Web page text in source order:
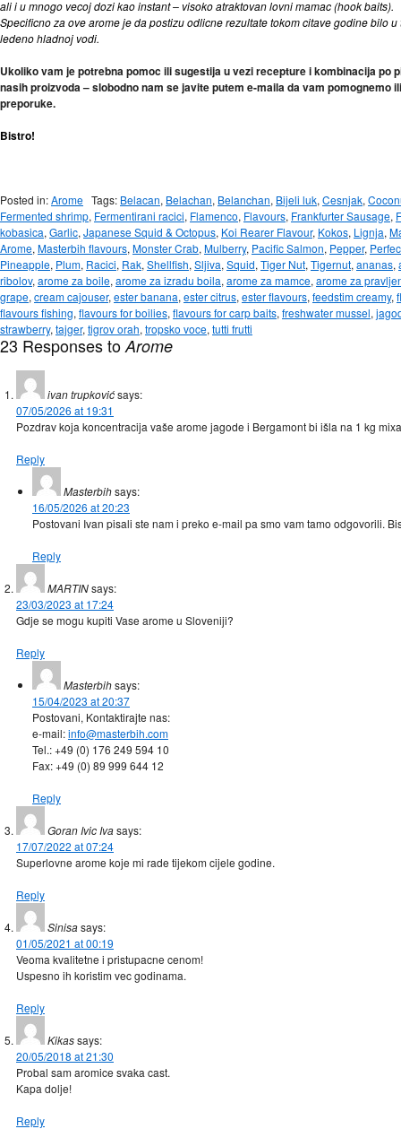
ali i u mnogo vecoj dozi kao instant – visoko atraktovan lovni mamac (hook baits).
Specificno za ove arome je da postizu odlicne rezultate tokom citave godine bilo
ledeno hladnoj vodi.
Ukoliko vam je potrebna pomoc ili sugestija u vezi recepture i kombinacija po
nasih proizvoda – slobodno nam se javite putem e-maila da vam pomognemo
preporuke.
Bistro!
Posted in:Arome Tags: Belacan, Belachan, Belanchan, Bijeli luk, Cesnjak,
Fermented shrimp, Fermentirani racici, Flamenco, Flavours, Frankfurter Sausage,
kobasica, Garlic, Japanese Squid & Octopus, Koi Rearer Flavour, Kokos, Lignja,
Arome, Masterbih flavours, Monster Crab, Mulberry, Pacific Salmon, Pepper,
Pineapple, Plum, Racici, Rak, Shellfish, Sljiva, Squid, Tiger Nut, Tigernut, ananas,
ribolov, arome za boile, arome za izradu boila, arome za mamce, arome za
grape, cream cajouser, ester banana, ester citrus, ester flavours, feedstim creamy,
flavours fishing, flavours for boilies, flavours for carp baits, freshwater mussel,
strawberry, tajger, tigrov orah, tropsko voce, tutti frutti
23 Responses to Arome
ivan trupkovićsays:
07/05/2026 at 19:31
Pozdrav koja koncentracija vaše arome jagode i Bergamont bi išla na 1 kg mixa
Reply
Masterbihsays:
16/05/2026 at 20:23
Postovani Ivan pisali ste nam i preko e-mail pa smo vam tamo odgovorili.
Reply
MARTINsays:
23/03/2023 at 17:24
Gdje se mogu kupiti Vase arome u Sloveniji?
Reply
Masterbihsays:
15/04/2023 at 20:37
Postovani, Kontaktirajte nas:
e-mail:info@masterbih.com
Tel.: +49 (0) 176 249 594 10
Fax: +49 (0) 89 999 644 12
Reply
Goran Ivic Ivasays:
17/07/2022 at 07:24
Superlovne arome koje mi rade tijekom cijele godine.
Reply
Sinisasays:
01/05/2021 at 00:19
Veoma kvalitetne i pristupacne cenom!
Uspesno ih koristim vec godinama.
Reply
Kikassays:
20/05/2018 at 21:30
Probal sam aromice svaka cast.
Kapa dolje!
Reply